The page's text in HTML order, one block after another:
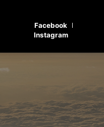
Facebook
Instagram